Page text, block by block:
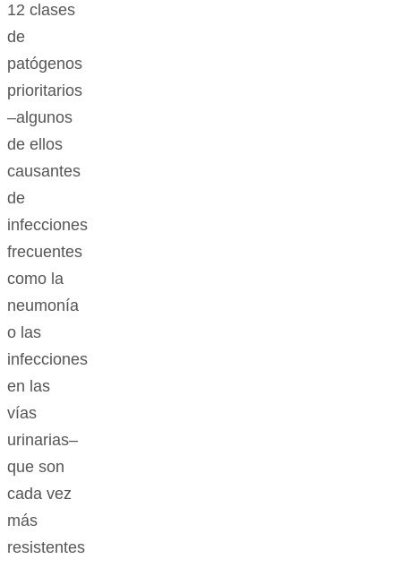
12 clases
de
patógenos
prioritarios
–algunos
de ellos
causantes
de
infecciones
frecuentes
como la
neumonía
o las
infecciones
en las
vías
urinarias–
que son
cada vez
más
resistentes